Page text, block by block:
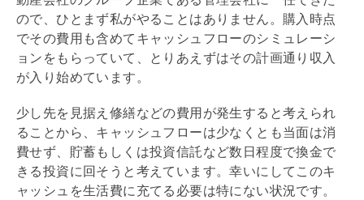
ので、ひとまず私がやることはありません。購入時点
でその費用も含めてキャッシュフローのシミュレーシ
ョンをもらっていて、とりあえずはその計画通り収入
が入り始めています。
少し先を見据え修繕などの費用が発生すると考えられ
ることから、キャッシュフローは少なくとも当面は消
費せず、貯蓄もしくは投資信託など数日程度で換金で
きる投資に回そうと考えています。幸いにしてこのキ
ャッシュを生活費に充てる必要は特にない状況です。